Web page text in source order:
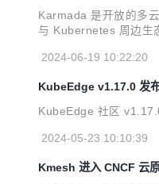
Karmada 是开放的多
与 Kubernetes 周边生
2024-06-19 10:22:20
KubeEdge v1.17.0 发
KubeEdge 社区
2024-05-23 10:10:39
Kmesh 进入 CNCF 云